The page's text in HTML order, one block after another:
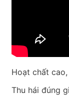
Hoạt chất
Thu hái đúng